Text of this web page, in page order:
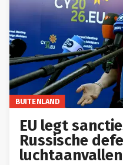
BUITENLAND
EU legt
Russische